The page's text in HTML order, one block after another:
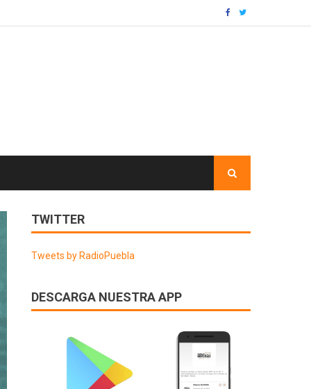
TWITTER
Tweets by RadioPuebla
DESCARGA NUESTRA APP